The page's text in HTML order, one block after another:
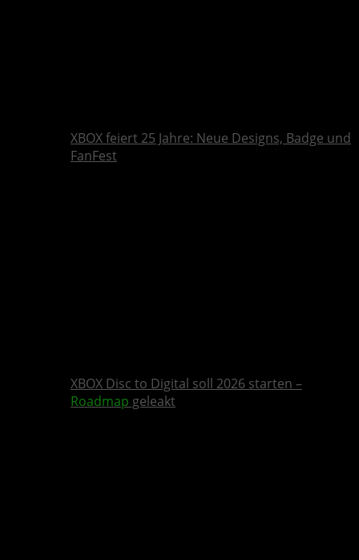
XBOX feiert 25 Jahre: Neue Designs, Badge und
FanFest
XBOX Disc to Digital soll 2026 starten –
Roadmap geleakt